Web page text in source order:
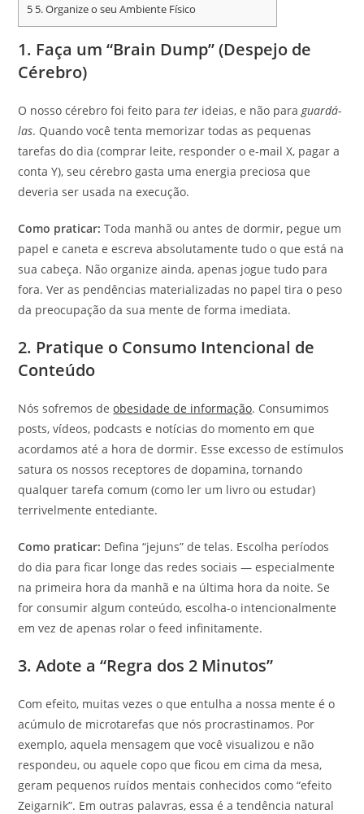
5 5. Organize o seu Ambiente Físico
1. Faça um “Brain Dump” (Despejo de
Cérebro)
O nosso cérebro foi feito parater ideias, e não paraguardá-
las. Quando você tenta memorizar todas as pequenas
tarefas do dia (comprar leite, responder o e-mail X, pagar a
conta Y), seu cérebro gasta uma energia preciosa que
deveria ser usada na execução.
Como praticar: Toda manhã ou antes de dormir, pegue um
papel e caneta e escreva absolutamente tudo o que está na
sua cabeça. Não organize ainda, apenas jogue tudo para
fora. Ver as pendências materializadas no papel tira o peso
da preocupação da sua mente de forma imediata.
2. Pratique o Consumo Intencional de
Conteúdo
Nós sofremos deobesidade de informação. Consumimos
posts, vídeos, podcasts e notícias do momento em que
acordamos até a hora de dormir. Esse excesso de estímulos
satura os nossos receptores de dopamina, tornando
qualquer tarefa comum (como ler um livro ou estudar)
terrivelmente entediante.
Como praticar: Defina “jejuns” de telas. Escolha períodos
do dia para ficar longe das redes sociais — especialmente
na primeira hora da manhã e na última hora da noite. Se
for consumir algum conteúdo, escolha-o intencionalmente
em vez de apenas rolar o feed infinitamente.
3. Adote a “Regra dos 2 Minutos”
Com efeito, muitas vezes o que entulha a nossa mente é o
acúmulo de microtarefas que nós procrastinamos. Por
exemplo, aquela mensagem que você visualizou e não
respondeu, ou aquele copo que ficou em cima da mesa,
geram pequenos ruídos mentais conhecidos como “efeito
Zeigarnik”. Em outras palavras, essa é a tendência natural